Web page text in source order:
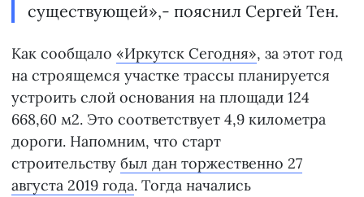
существующей»,- пояснил Сергей Тен.
Как сообщало «Иркутск Сегодня», за этот год
на строящемся участке трассы планируется
устроить слой основания на площади 124
668,60 м2. Это соответствует 4,9 километра
дороги. Напомним, что старт
строительству был дан торжественно 27
августа 2019 года. Тогда начались